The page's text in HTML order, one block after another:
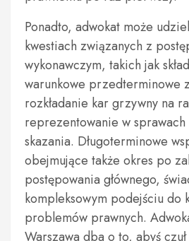
Ponadto, adwokat może
kwestiach związanych z
wykonawczym, takich jak
warunkowe przedterminowe
rozkładanie kar grzywny na
reprezentowanie w
skazania. Długoterminowe
obejmujące także okres po
postępowania głównego,
kompleksowym podejściu do
problemów prawnych.
Warszawa dba o to, abyś